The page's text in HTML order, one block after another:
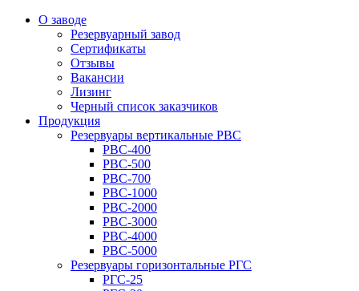
О заводе
Резервуарный завод
Сертификаты
Отзывы
Вакансии
Лизинг
Черный список заказчиков
Продукция
Резервуары вертикальные РВС
РВС-400
РВС-500
РВС-700
РВС-1000
РВС-2000
РВС-3000
РВС-4000
РВС-5000
Резервуары горизонтальные РГС
РГС-25